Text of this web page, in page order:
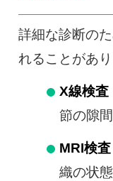
詳細な診断の
れることがあり
X線検査
節の隙
MRI検査
織の状